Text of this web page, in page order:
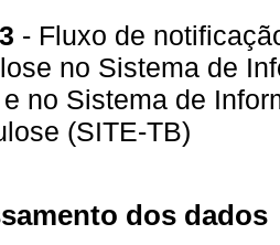
- Fluxo de
no Sistema de
no Sistema de
(SITE-TB)
dos dados